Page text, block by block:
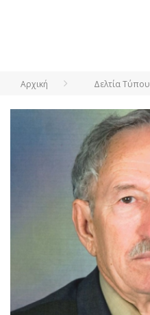
Αρχική Δελτία Τύπου